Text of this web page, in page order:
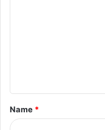
t
*
Name *